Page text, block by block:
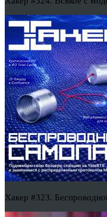
Хакер #323.